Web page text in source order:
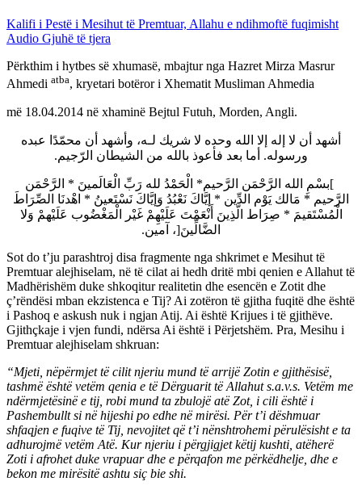
Kalifi i Pestë i Mesihut të Premtuar, Allahu e ndihmoftë fuqimisht
Audio Gjuhë të tjera
Përkthim i hytbes së xhumasë, mbajtur nga Hazret Mirza Masrur
Ahmedi atba, kryetari botëror i Xhematit Musliman Ahmedia
më 18.04.2014 në xhaminë Bejtul Futuh, Morden, Angli.
أشهد أن لا إله إلا الله وحده لا شريك لـه، وأشهد أن محمّدًا عبده
ورسوله. أما بعد فأعوذ بالله من الشيطان الرّجيم.
]بسْمِ الله الرَّحْمَن الرَّحيم* الْحَمْدُ لله رَبِّ الْعَالَمينَ * الرَّحْمَن
الرَّحيم * مَالك يَوْم الدِّين * إيَّاكَ نَعْبُدُ وَإيَّاكَ نَسْتَعينُ * اهْدنَا الصِّرَاطَ
الْمُسْتَقيمَ * صِرَاط الَّذِينَ أَنْعَمْتَ عَلَيْهِمْ غَيْر الْمَغْضُوب عَلَيْهمْ وَلا
الضَّالِّينَ[، آمين.
Sot do t’ju parashtroj disa fragmente nga shkrimet e Mesihut të
Premtuar alejhiselam, në të cilat ai hedh dritë mbi qenien e Allahut të
Madhërishëm duke shkoqitur realitetin dhe esencën e Zotit dhe
ç’rëndësi mban ekzistenca e Tij? Ai zotëron të gjitha fuqitë dhe është
i Pashoq e askush nuk i ngjan Atij. Ai është Krijues i të gjithëve.
Gjithçkaje i vjen fundi, ndërsa Ai është i Përjetshëm. Pra, Mesihu i
Premtuar alejhiselam shkruan:
“Mjeti, nëpërmjet të cilit njeriu mund të arrijë Zotin e gjithësisë,
tashmë është vetëm qenia e të Dërguarit të Allahut s.a.v.s. Vetëm me
ndërmjetësinë e tij, robi mund ta zbulojë atë Zot, i cili është i
Pashembullt si në hijeshi po edhe në mirësi. Për t’i dëshmuar
shfaqjen e fuqive të Tij, nevojitet që t’i nënshtrohemi përulësisht e ta
adhurojmë vetëm Atë. Kur njeriu i përgjigjet këtij kushti, atëherë
Zoti i afrohet duke vrapuar dhe e përqafon me përkëdhelje, dhe e
bekon me mirësitë ashtu siç bie shi.